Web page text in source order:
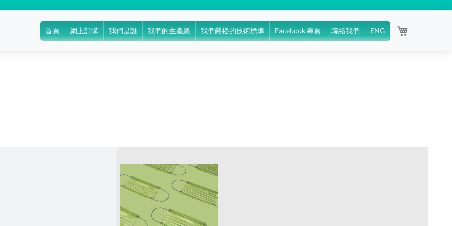
首頁 網上訂購 我們是誰 我們的生產線 我們嚴格的技術標準 Facebook 專頁 聯絡我們 ENG